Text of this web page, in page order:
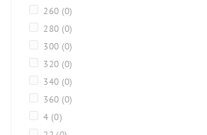
260 (0)
280 (0)
300 (0)
320 (0)
340 (0)
360 (0)
4 (0)